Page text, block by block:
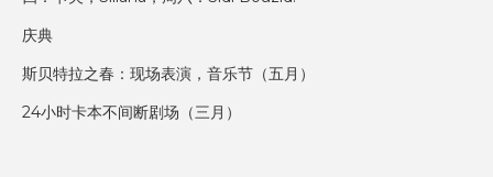
庆典
斯贝特拉之春：现场表演，音乐节（五月）
24小时卡本不间断剧场（三月）